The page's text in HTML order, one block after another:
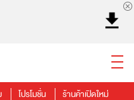
โปรโมชั่น ร้านค้าเปิดใหม่